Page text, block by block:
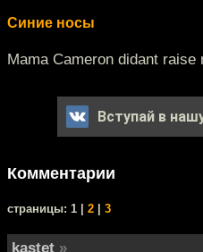
Синие носы
Mama Cameron didant raise
Вступай в
Комментарии
cтраницы: 1 | 2 3
kastet »